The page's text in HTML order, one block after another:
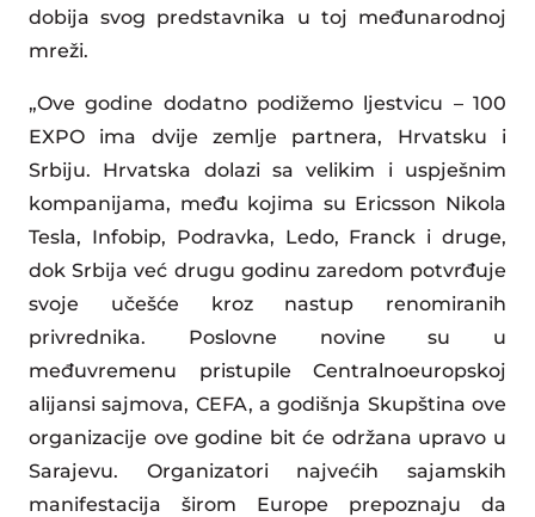
dobija svog predstavnika u toj međunarodnoj
mreži.
„Ove godine dodatno podižemo ljestvicu – 100
EXPO ima dvije zemlje partnera, Hrvatsku i
Srbiju. Hrvatska dolazi sa velikim i uspješnim
kompanijama, među kojima su Ericsson Nikola
Tesla, Infobip, Podravka, Ledo, Franck i druge,
dok Srbija već drugu godinu zaredom potvrđuje
svoje učešće kroz nastup renomiranih
privrednika. Poslovne novine su u
međuvremenu pristupile Centralnoeuropskoj
alijansi sajmova, CEFA, a godišnja Skupština ove
organizacije ove godine bit će održana upravo u
Sarajevu. Organizatori najvećih sajamskih
manifestacija širom Europe prepoznaju da